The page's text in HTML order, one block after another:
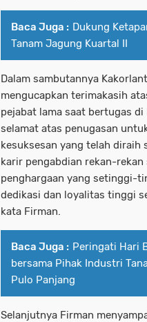
Baca Juga : Dukung
Tanam Jagung Kuartal II
Dalam sambutannya
mengucapkan terimakasih
pejabat lama saat bertugas
selamat atas penugasan
kesuksesan yang telah diraih
karir pengabdian rekan-rekan
penghargaan yang setinggi-
dedikasi dan loyalitas tinggi
kata Firman.
Baca Juga : Peringati Hari
bersama Pihak Industri
Pulo Panjang
Selanjutnya Firman